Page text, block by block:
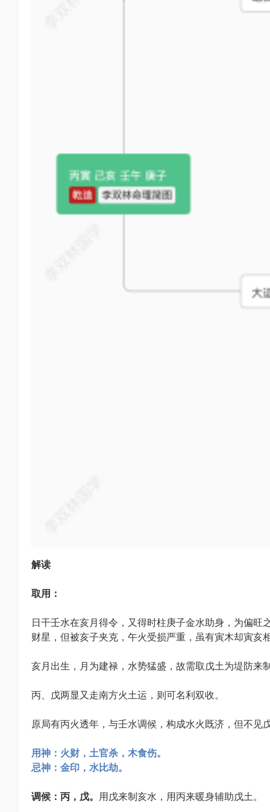
解读
取用：
日干壬水在亥月得令，又得时柱庚子金水助身，为偏
财星，但被亥子夹克，午火受损严重，虽有寅木却寅
亥月出生，月为建禄，水势猛盛，故需取戊土为堤防来
丙、戊两显又走南方火土运，则可名利双收。
原局有丙火透年，与壬水调候，构成水火既济，但不
用神：火财，土官杀，木食伤。
忌神：金印，水比劫。
调候：丙，戊。 用戊来制亥水，用丙来暖身辅助戊土。